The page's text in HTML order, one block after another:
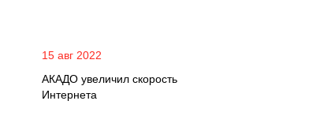
15 авг 2022
АКАДО увеличил скорость
Интернета